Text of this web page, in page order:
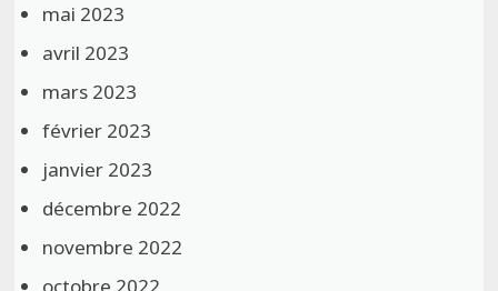
mai 2023
avril 2023
mars 2023
février 2023
janvier 2023
décembre 2022
novembre 2022